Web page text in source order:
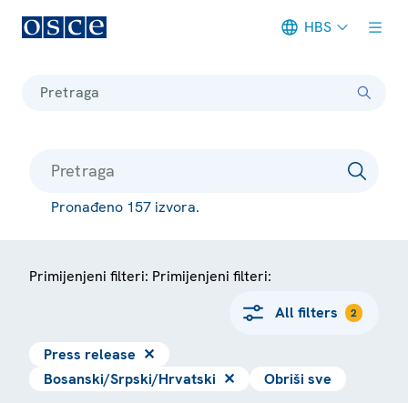
HBS
Pretraga
Pronađeno 157 izvora.
Primijenjeni filteri: Primijenjeni filteri:
All filters
2
Press release ✕
Bosanski/Srpski/Hrvatski ✕
Obriši sve